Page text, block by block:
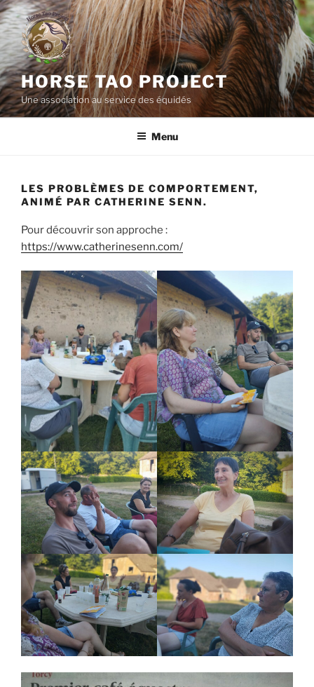
Aller
au
contenu
principal
HORSE TAO PROJECT
Une association au service des équidés
Menu
LES PROBLÈMES DE COMPORTEMENT,
ANIMÉ PAR CATHERINE SENN.
Pour découvrir son approche :
https://www.catherinesenn.com/